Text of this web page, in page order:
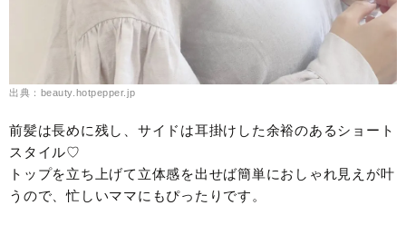
出典：beauty.hotpepper.jp
前髪は長めに残し、サイドは耳掛けした余裕のあるショート
スタイル♡
トップを立ち上げて立体感を出せば簡単におしゃれ見えが叶
うので、忙しいママにもぴったりです。